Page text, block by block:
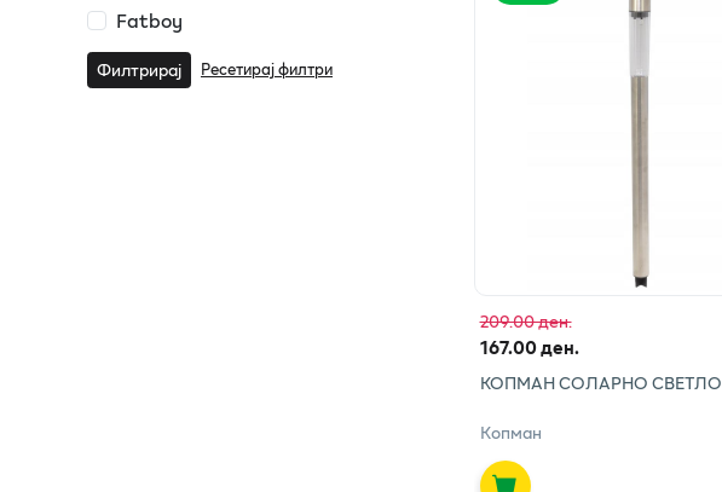
Fatboy
Филтрирај Ресетирај филтри
209.00 ден.
167.00 ден.
КОПМАН СОЛАРНО СВЕТЛО
Копман